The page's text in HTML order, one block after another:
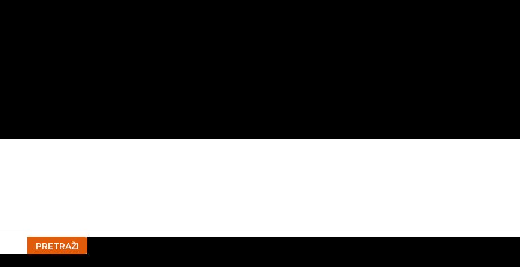
PRETRAŽI